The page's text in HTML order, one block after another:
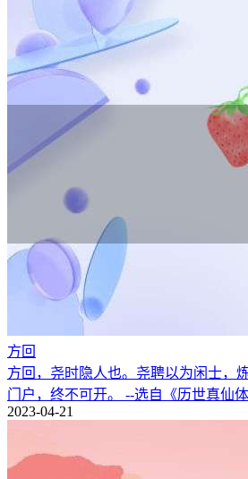
方回
方回，尧时隐人也。尧聘以为闲士，
门户，终不可开。 --选自《历世真仙体
2023-04-21